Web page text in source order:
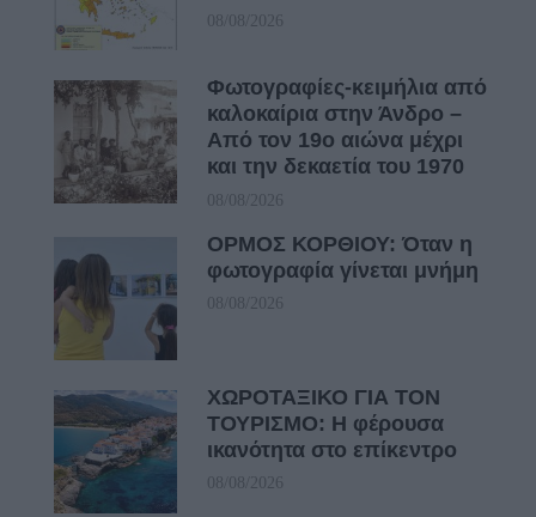
08/08/2026
Φωτογραφίες-κειμήλια από
καλοκαίρια στην Άνδρο –
Από τον 19ο αιώνα μέχρι
και την δεκαετία του 1970
08/08/2026
ΟΡΜΟΣ ΚΟΡΘΙΟΥ: Όταν η
φωτογραφία γίνεται μνήμη
08/08/2026
ΧΩΡΟΤΑΞΙΚΟ ΓΙΑ ΤΟΝ
ΤΟΥΡΙΣΜΟ: Η φέρουσα
ικανότητα στο επίκεντρο
08/08/2026